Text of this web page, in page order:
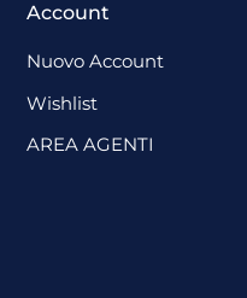
Account
Nuovo Account
Wishlist
AREA AGENTI